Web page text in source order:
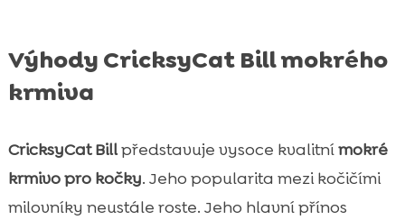
Výhody CricksyCat Bill mokrého
krmiva
CricksyCat Billpředstavuje vysoce kvalitnímokré
krmivo pro kočky. Jeho popularita mezi kočičími
milovníky neustále roste. Jeho hlavní přínos